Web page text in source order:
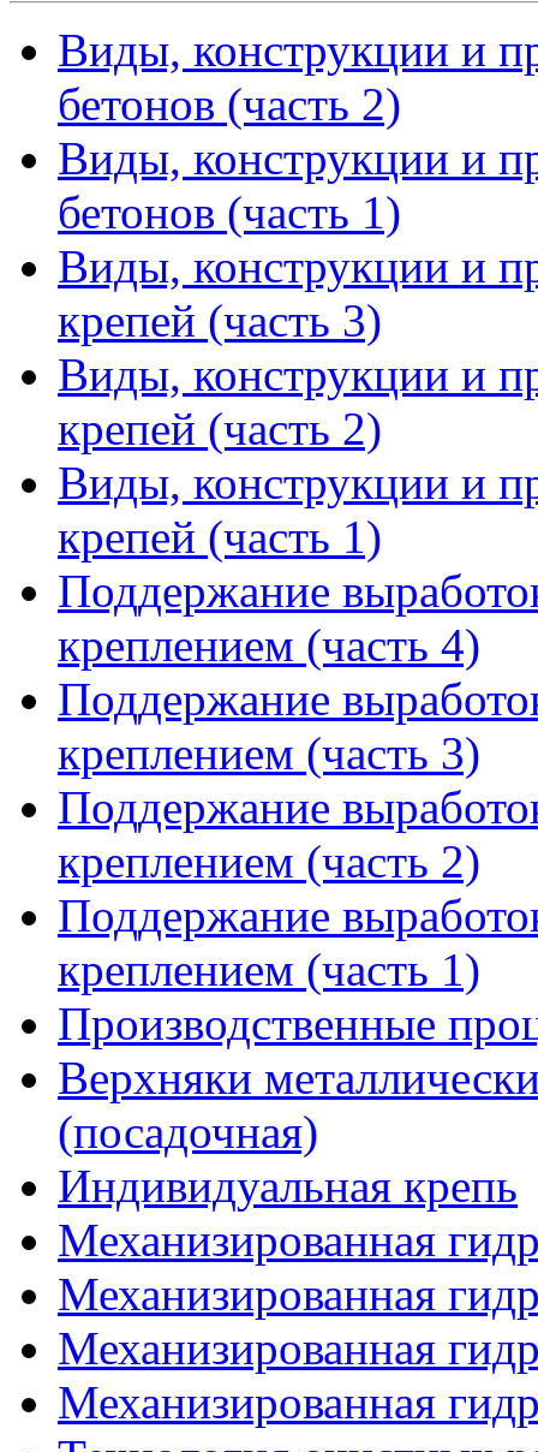
Виды, конструкции и
бетонов (часть 2)
Виды, конструкции и
бетонов (часть 1)
Виды, конструкции и
крепей (часть 3)
Виды, конструкции и
крепей (часть 2)
Виды, конструкции и
крепей (часть 1)
Поддержание
креплением (часть 4)
Поддержание
креплением (часть 3)
Поддержание
креплением (часть 2)
Поддержание
креплением (часть 1)
Производственные
Верхняки
(посадочная)
Индивидуальная крепь
Механизированная
Механизированная
Механизированная
Механизированная